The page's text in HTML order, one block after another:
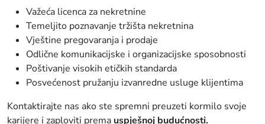
Važeća licenca za nekretnine
Temeljito poznavanje tržišta nekretnina
Vještine pregovaranja i prodaje
Odlične komunikacijske i organizacijske sposobnosti
Poštivanje visokih etičkih standarda
Posvećenost pružanju izvanredne usluge klijentima
Kontaktirajte nas ako ste spremni preuzeti kormilo svoje
karijere i zaploviti prema uspješnoj budućnosti.